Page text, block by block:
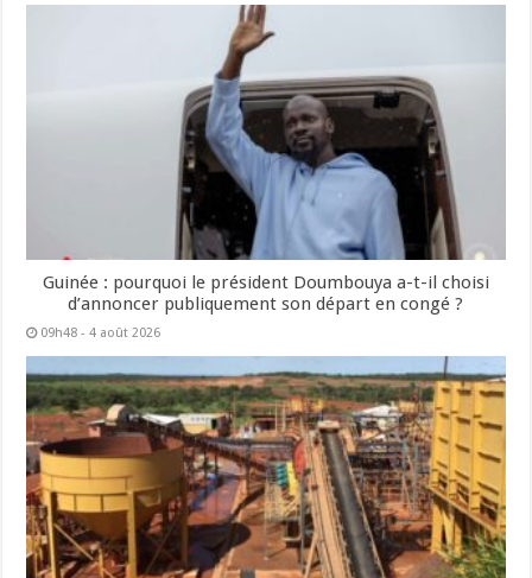
Guinée : pourquoi le président Doumbouya a-t-il choisi
d’annoncer publiquement son départ en congé ?
09h48 - 4 août 2026